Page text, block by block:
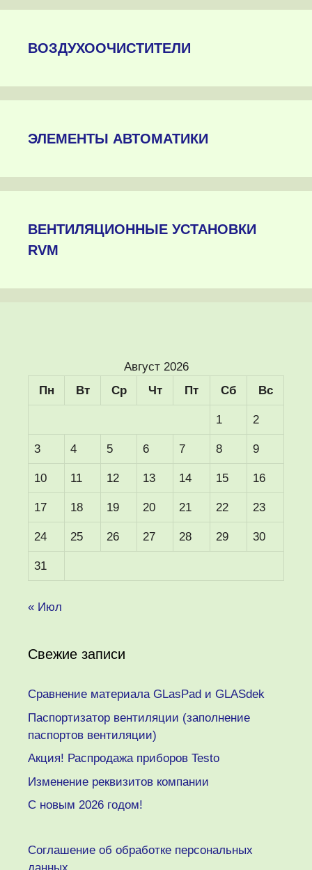
ВОЗДУХООЧИСТИТЕЛИ
ЭЛЕМЕНТЫ АВТОМАТИКИ
ВЕНТИЛЯЦИОННЫЕ УСТАНОВКИ
RVM
Август 2026
Пн
Вт Ср Чт Пт Сб Вс
1 2
3 4 5 6 7 8 9
10 11 12 13 14 15 16
17 18 19 20 21 22 23
24 25 26 27 28 29 30
31
« Июл
Свежие записи
Сравнение материала GLasPad и GLASdek
Паспортизатор вентиляции (заполнение
паспортов вентиляции)
Акция! Распродажа приборов Testo
Изменение реквизитов компании
C новым 2026 годом!
Соглашение об обработке персональных